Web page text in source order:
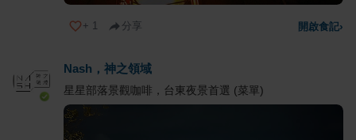
+ 1 分享 開啟食記›
Nash，神之領域
星星部落景觀咖啡，台東夜景首選 (菜單)